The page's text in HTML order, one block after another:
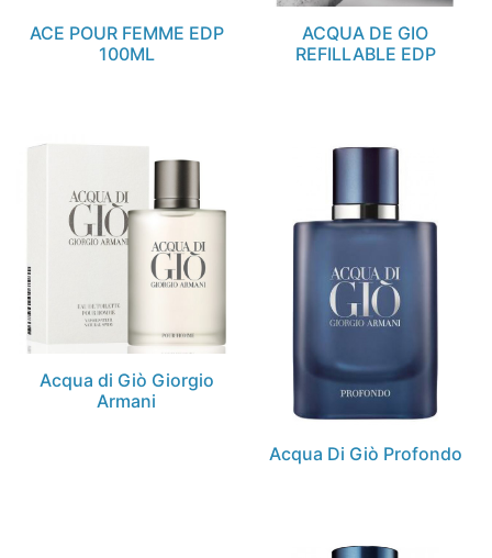
ACE POUR FEMME EDP
100ML
ACQUA DE GIO
REFILLABLE EDP
Acqua di Giò Giorgio
Armani
Acqua Di Giò Profondo